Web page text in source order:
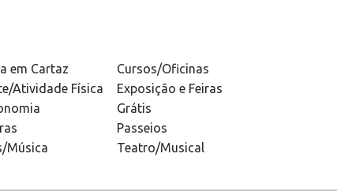
em Cartaz
Cursos/Oficinas
Atividade Física
Exposição e Feiras
Grátis
Passeios
Música
Teatro/Musical